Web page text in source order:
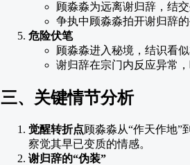
顾淼淼为远离谢归辞，结
争执中顾淼淼拍开谢归辞
危险伏笔
顾淼淼进入秘境，结识看
谢归辞在宗门内反应异常
三、关键情节分析
觉醒转折点顾淼淼从“作天作地
察觉其早已变质的情感。
谢归辞的“伪装”